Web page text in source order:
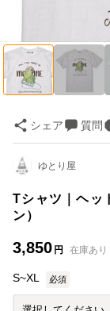
シェア 質問
ゆとり屋
Tシャツ｜ヘッ
ン）
3,850 円 在庫あり
S~XL 必須